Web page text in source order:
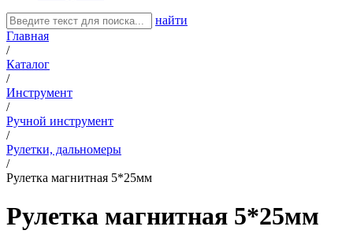
найти
Главная
/
Каталог
/
Инструмент
/
Ручной инструмент
/
Рулетки, дальномеры
/
Рулетка магнитная 5*25мм
Рулетка магнитная 5*25мм